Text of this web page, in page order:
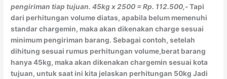
pengiriman tiap tujuan. 45kg x 2500 = Rp. 112.500,-Tapi
dari perhitungan volume diatas, apabila belum memenuhi
standar chargemin, maka akan dikenakan charge sesuai
minimum pengiriman barang. Sebagai contoh, setelah
dihitung sesuai rumus perhitungan volume,berat barang
hanya 45kg, maka akan dikenakan chargemin sesuai kota
tujuan, untuk saat ini kita jelaskan perhitungan 50kg Jadi